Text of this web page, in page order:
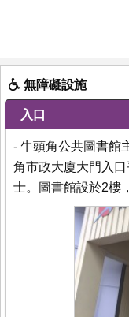
無障礙設施
入口
- 牛頭角公共圖書館
角市政大廈大門入
士。圖書館設於2樓